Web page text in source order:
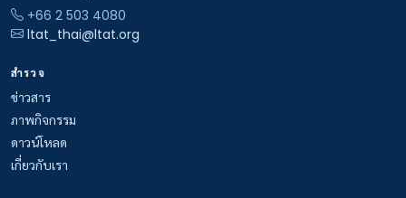
+66 2 503 4080
ltat_thai@ltat.org
สำรวจ
ข่าวสาร
ภาพกิจกรรม
ดาวน์โหลด
เกี่ยวกับเรา